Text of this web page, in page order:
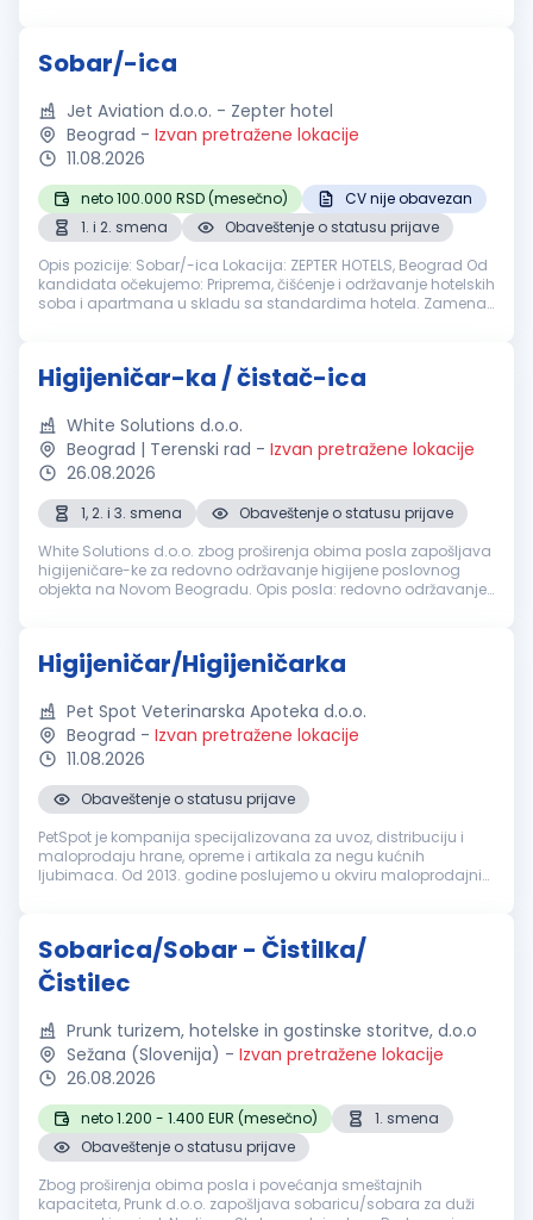
Sobar/-ica
Jet Aviation d.o.o. - Zepter hotel
Beograd - Izvan pretražene lokacije
11.08.2026
neto 100.000 RSD (mesečno)
CV nije obavezan
1. i 2. smena
Obaveštenje o statusu prijave
Opis pozicije: Sobar/-ica Lokacija: ZEPTER HOTELS, Beograd Od
kandidata očekujemo: Priprema, čišćenje i održavanje hotelskih
soba i apartmana u skladu sa standardima hotela. Zamena
Higijeničar-ka / čistač-ica
White Solutions d.o.o.
Beograd | Terenski rad - Izvan pretražene lokacije
26.08.2026
1, 2. i 3. smena
Obaveštenje o statusu prijave
White Solutions d.o.o. zbog proširenja obima posla zapošljava
higijeničare-ke za redovno održavanje higijene poslovnog
objekta na Novom Beogradu. Opis posla: redovno održavanje
Higijeničar/Higijeničarka
Pet Spot Veterinarska Apoteka d.o.o.
Beograd - Izvan pretražene lokacije
11.08.2026
Obaveštenje o statusu prijave
PetSpot je kompanija specijalizovana za uvoz, distribuciju i
maloprodaju hrane, opreme i artikala za negu kućnih
ljubimaca. Od 2013. godine poslujemo u okviru maloprodajnih
Sobarica/Sobar - Čistilka/
Čistilec
Prunk turizem, hotelske in gostinske storitve, d.o.o
Sežana (Slovenija) - Izvan pretražene lokacije
26.08.2026
neto 1.200 - 1.400 EUR (mesečno)
1. smena
Obaveštenje o statusu prijave
Zbog proširenja obima posla i povećanja smeštajnih
kapaciteta, Prunk d.o.o. zapošljava sobaricu/sobara za duži